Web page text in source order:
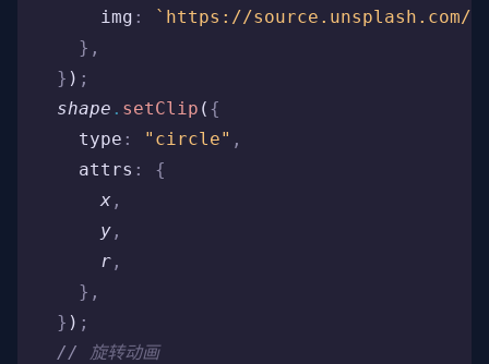
      img
:
`https://source.unsplash.com/
    },
  }
) ;
  shape
. setClip ( {
    type
: "circle" ,
    attrs
:
{
      x
,
      y
,
      r
,
    },
  }
) ;
  //
旋转动画